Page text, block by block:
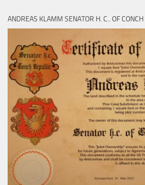
ANDREAS KLAMM SENATOR H. C.. OF